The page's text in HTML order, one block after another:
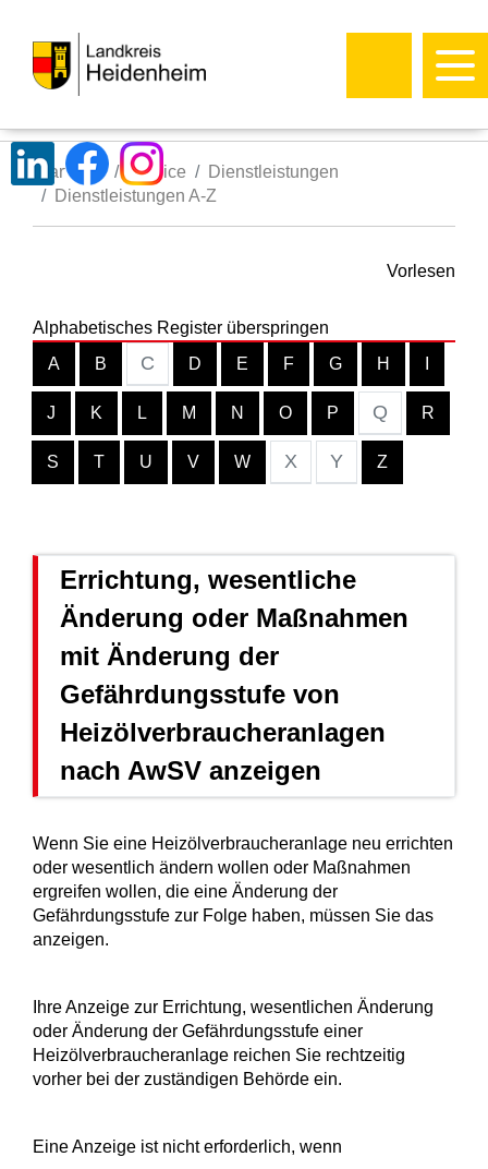
Startseite Service
Dienstleistungen
Dienstleistungen A-Z
Vorlesen
Alphabetisches Register überspringen
A
B C D E F G H
J K L M N O P Q R
S T U V W X Y Z
Errichtung, wesentliche
Änderung oder Maßnahmen
mit Änderung der
Gefährdungsstufe von
Heizölverbraucheranlagen
nach AwSV anzeigen
Wenn Sie eine Heizölverbraucheranlage neu errichten
oder wesentlich ändern wollen oder Maßnahmen
ergreifen wollen, die eine Änderung der
Gefährdungsstufe zur Folge haben, müssen Sie das
anzeigen.
Ihre Anzeige zur Errichtung, wesentlichen Änderung
oder Änderung der Gefährdungsstufe einer
Heizölverbraucheranlage reichen Sie rechtzeitig
vorher bei der zuständigen Behörde ein.
Eine Anzeige ist nicht erforderlich, wenn